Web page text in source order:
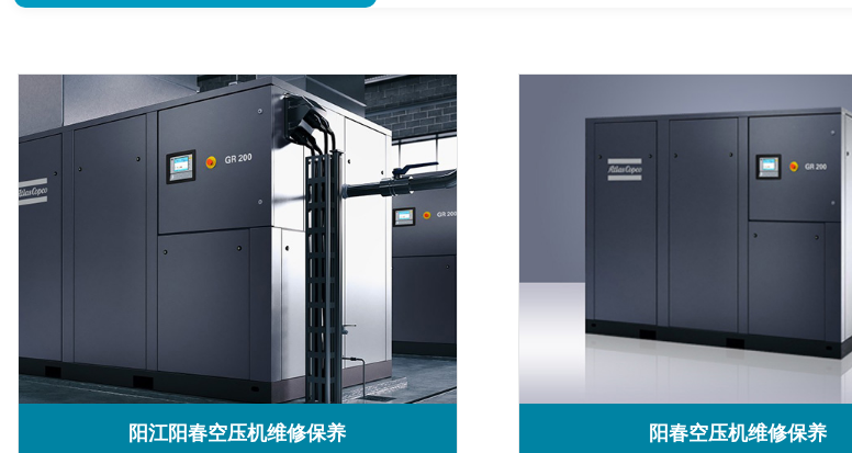
阳江阳春空压机维修保养 阳春空压机维修保养